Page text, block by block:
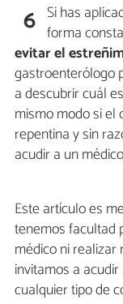
6 Si has
forma
evitar el
gastroenterólogo
a descubrir cuál
mismo modo si
repentina y sin
acudir a un
Este artículo es
tenemos facultad
médico ni realizar
invitamos a
cualquier tipo de